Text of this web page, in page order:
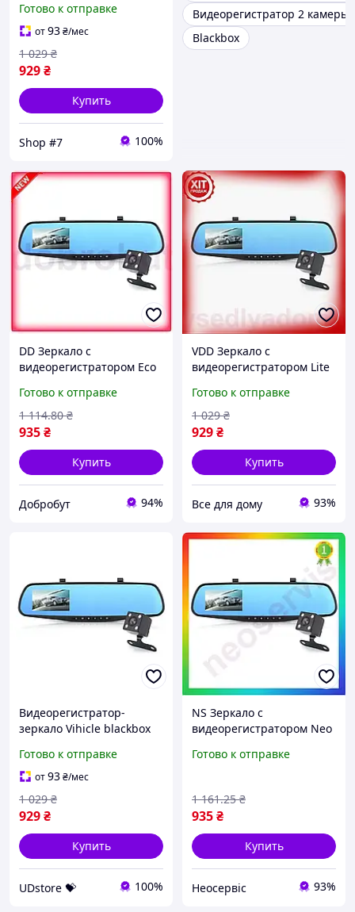
4.3" (2 камеры) Full HD
.Shop#7.
Готово к отправке
от93₴/мес
929₴
1 029 ₴
Купить
Shop #7 100%
Видеорегистратор 2 камеры
Blackbox
DD Зеркало с
видеорегистратором Eco
HD для автомобиля с
двумя камерами и фу
Dobro-A
Готово к отправке
935₴
1 114.80 ₴
Купить
Добробут 94%
VDD Зеркало с
видеорегистратором Lite
Full HD 2 камеры для
автомобиля видеорегис
VDD11-
Готово к отправке
929₴
1 029 ₴
Купить
Все для дому 93%
Видеорегистратор-
зеркало Vihicle blackbox
двухкамерный, Full HD,
экран 4.3 дюйма UDstore -
store-with-good-prices-
Готово к отправке
от93₴/мес
929₴
1 029 ₴
Купить
UDstore 💝 100%
NS Зеркало с
видеорегистратором Neo
дюйма Full HD для
25Neo-ss
Готово к отправке
935₴
1 161.25 ₴
Купить
Неосервіс 93%